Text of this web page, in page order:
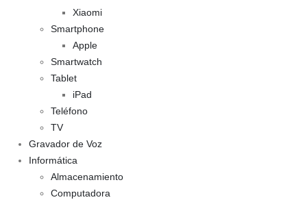
Xiaomi
Smartphone
Apple
Smartwatch
Tablet
iPad
Teléfono
TV
Gravador de Voz
Informática
Almacenamiento
Computadora